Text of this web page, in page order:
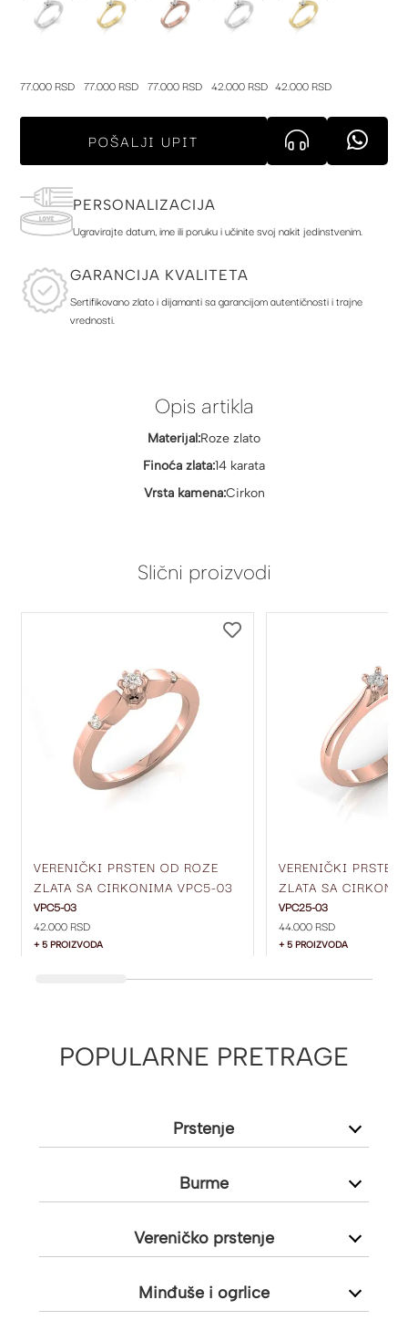
77.000 RSD 77.000 RSD 77.000 RSD 42.000 RSD 42.000 RSD
POŠALJI UPIT
PERSONALIZACIJA
Ugravirajte datum, ime ili poruku i učinite svoj nakit jedinstvenim.
GARANCIJA KVALITETA
Sertifikovano zlato i dijamanti sa garancijom autentičnosti i trajne
vrednosti.
Opis artikla
Materijal:Roze zlato
Finoća zlata:14 karata
Vrsta kamena:Cirkon
Slični proizvodi
VERENIČKI PRSTEN OD ROZE
ZLATA SA CIRKONIMA VPC5-03
VPC5-03
42.000 RSD
+ 5 PROIZVODA
VERENIČKI PRSTEN
ZLATA SA
VPC25-03
44.000 RSD
+ 5 PROIZVODA
POPULARNE PRETRAGE
Prstenje
Burme
Vereničko prstenje
Minđuše i ogrlice